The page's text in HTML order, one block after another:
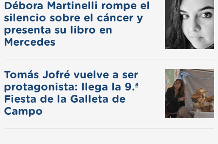
Débora Martinelli rompe el
silencio sobre el cáncer y
presenta su libro en
Mercedes
Tomás Jofré vuelve a ser
protagonista: llega la 9.ª
Fiesta de la Galleta de
Campo